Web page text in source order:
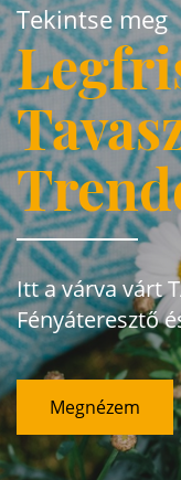
Tekintse meg
Itt a várva várt
Fényáteresztő
Megnézem